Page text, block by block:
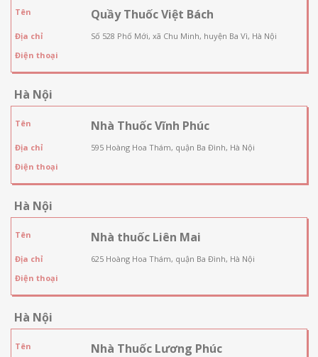
Tên Quầy Thuốc Việt Bách
Địa chỉ
Số 528 Phố Mới, xã Chu Minh, huyện Ba Vì, Hà Nội
Điện thoại
Hà Nội
Tên Nhà Thuốc Vĩnh Phúc
Địa chỉ
595 Hoàng Hoa Thám, quận Ba Đình, Hà Nội
Điện thoại
Hà Nội
Tên Nhà thuốc Liên Mai
Địa chỉ
625 Hoàng Hoa Thám, quận Ba Đình, Hà Nội
Điện thoại
Hà Nội
Tên Nhà Thuốc Lương Phúc